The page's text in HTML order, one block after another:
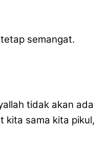
semangat.
tidak akan ada
kita sama kita pikul,